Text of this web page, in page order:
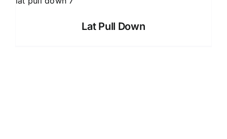
Lat Pull Down